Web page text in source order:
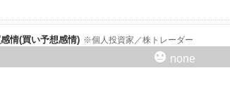
情(買い予想感情) 個人投資家／株トレーダー
none